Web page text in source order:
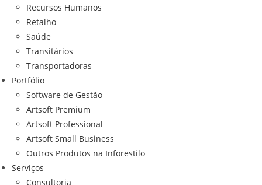
Recursos Humanos
Retalho
Saúde
Transitários
Transportadoras
Portfólio
Software de Gestão
Artsoft Premium
Artsoft Professional
Artsoft Small Business
Outros Produtos na Inforestilo
Serviços
Consultoria